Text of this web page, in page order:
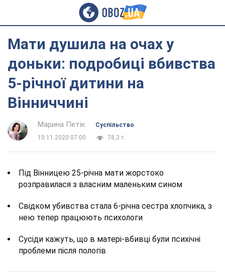
Мати душила на очах у
доньки: подробиці вбивства
5-річної дитини на
Вінниччині
Марина Петік
Суспільство
10.11.2020 07:00
78,3 т.
Під Вінницею 25-річна мати жорстоко
розправилася з власним маленьким сином
Свідком убивства стала 6-річна сестра хлопчика, з
нею тепер працюють психологи
Сусіди кажуть, що в матері-вбивці були психічні
проблеми після пологів